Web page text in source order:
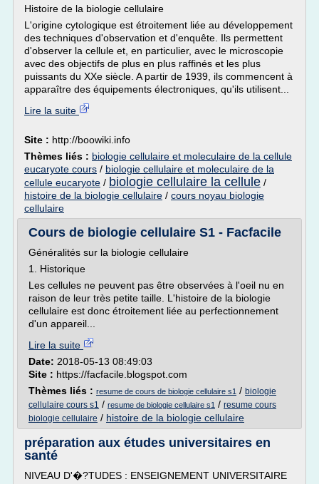
Histoire de la biologie cellulaire
L'origine cytologique est étroitement liée au développement
des techniques d'observation et d'enquête. Ils permettent
d'observer la cellule et, en particulier, avec le microscopie
avec des objectifs de plus en plus raffinés et les plus
puissants du XXe siècle. A partir de 1939, ils commencent à
apparaître des équipements électroniques, qu'ils utilisent...
Lire la suite
Site : http://boowiki.info
Thèmes liés : biologie cellulaire et moleculaire de la cellule
eucaryote cours / biologie cellulaire et moleculaire de la
cellule eucaryote / biologie cellulaire la cellule /
histoire de la biologie cellulaire / cours noyau biologie
cellulaire
Cours de biologie cellulaire S1 - Facfacile
Généralités sur la biologie cellulaire
1. Historique
Les cellules ne peuvent pas être observées à l'oeil nu en
raison de leur très petite taille. L'histoire de la biologie
cellulaire est donc étroitement liée au perfectionnement
d'un appareil...
Lire la suite
Date: 2018-05-13 08:49:03
Site : https://facfacile.blogspot.com
Thèmes liés : resume de cours de biologie cellulaire s1 / biologie
cellulaire cours s1 / resume de biologie cellulaire s1 / resume cours
biologie cellulaire / histoire de la biologie cellulaire
préparation aux études universitaires en
santé
NIVEAU D'�?TUDES : ENSEIGNEMENT UNIVERSITAIRE